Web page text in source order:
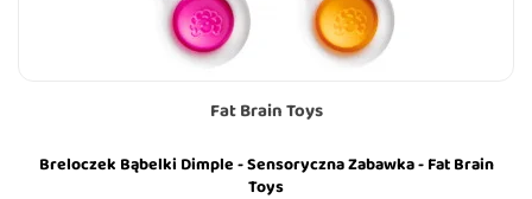
Fat Brain Toys
Breloczek Bąbelki Dimple - Sensoryczna Zabawka - Fat Brain
Toys